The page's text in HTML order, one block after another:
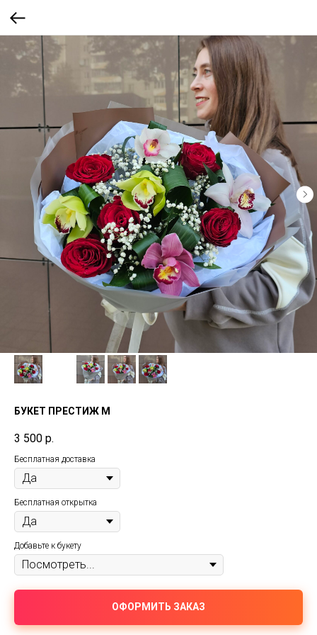
БУКЕТ ПРЕСТИЖ М
3 500 р.
Бесплатная доставка
Бесплатная открытка
Добавьте к букету
ОФОРМИТЬ ЗАКАЗ